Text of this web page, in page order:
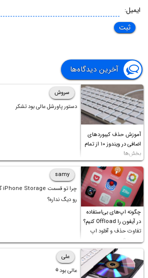
ایمیل:
آخرین دیدگاه‌ها
آموزش حذف کیبوردهای
اضافی در ویندوز ۱۰ از تمام
بخش‌ها
سروش
دستور پاورشل عالی بود تشکر
چگونه اپ‌های بی‌استفاده
در آیفون را Offload کنیم؟
تفاوت حذف و آفلود اپ
چیست؟
samy
رو دیگ نداره؟
علی
عالی بود⚘